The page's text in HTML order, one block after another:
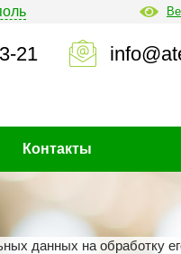
21
Контакты
данных на обработку